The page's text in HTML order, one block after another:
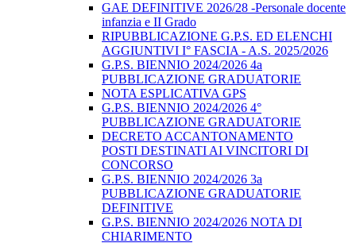
GAE DEFINITIVE 2026/28 -Personale docente
infanzia e II Grado
RIPUBBLICAZIONE G.P.S. ED ELENCHI
AGGIUNTIVI I° FASCIA - A.S. 2025/2026
G.P.S. BIENNIO 2024/2026 4a
PUBBLICAZIONE GRADUATORIE
NOTA ESPLICATIVA GPS
G.P.S. BIENNIO 2024/2026 4°
PUBBLICAZIONE GRADUATORIE
DECRETO ACCANTONAMENTO
POSTI DESTINATI AI VINCITORI DI
CONCORSO
G.P.S. BIENNIO 2024/2026 3a
PUBBLICAZIONE GRADUATORIE
DEFINITIVE
G.P.S. BIENNIO 2024/2026 NOTA DI
CHIARIMENTO